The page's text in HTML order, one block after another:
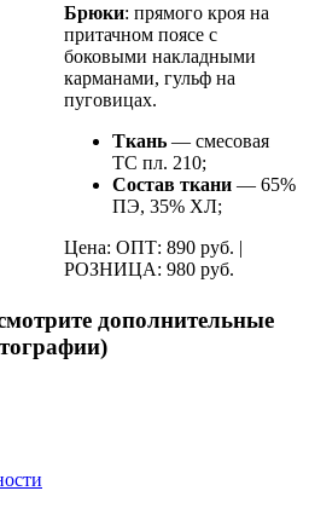
Брюки: прямого кроя на
притачном поясе с
боковыми накладными
карманами, гульф на
пуговицах.
Ткань — смесовая
ТС пл. 210;
Состав ткани — 65%
ПЭ, 35% ХЛ;
Цена: ОПТ: 890 руб. |
РОЗНИЦА: 980 руб.
дополнительные